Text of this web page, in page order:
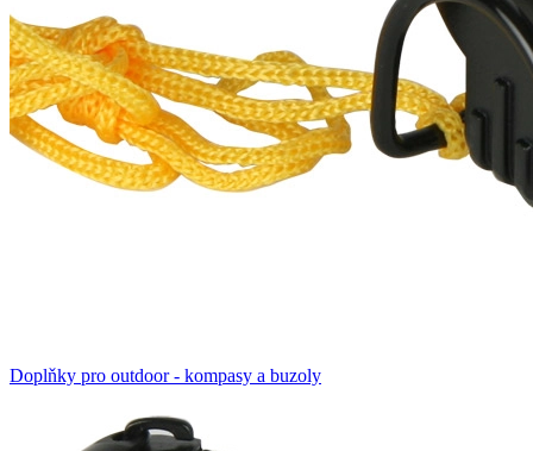
Doplňky pro outdoor - kompasy a buzoly